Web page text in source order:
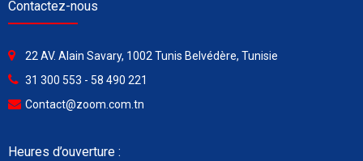
Contactez-nous
22 AV. Alain Savary, 1002 Tunis Belvédère, Tunisie
31 300 553 - 58 490 221
Contact@zoom.com.tn
Heures d’ouverture :